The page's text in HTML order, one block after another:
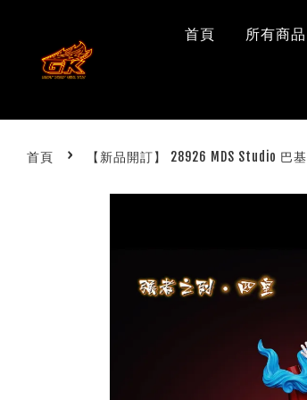
首頁 所有商品
首頁 › 【新品開訂】 28926 MDS Studio 巴基